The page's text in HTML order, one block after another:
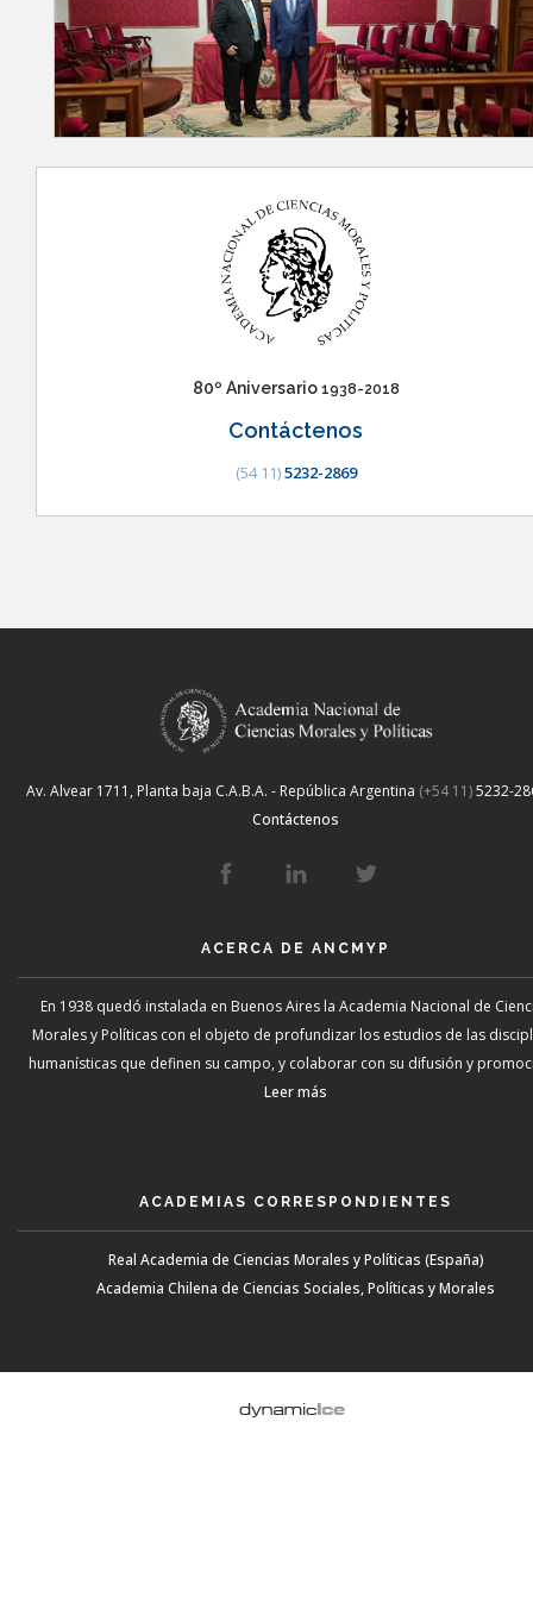
80º Aniversario 1938-2018
Contáctenos
(54 11)5232-2869
Av. Alvear 1711, Planta baja C.A.B.A. - República Argentina (+54 11)5232-
Contáctenos
ACERCA DE ANCMYP
En 1938 quedó instalada en Buenos Aires la Academia Nacional de
Morales y Políticas con el objeto de profundizar los estudios de las
humanísticas que definen su campo, y colaborar con su difusión y
Leer más
ACADEMIAS CORRESPONDIENTES
Real Academia de Ciencias Morales y Políticas (España)
Academia Chilena de Ciencias Sociales, Políticas y Morales